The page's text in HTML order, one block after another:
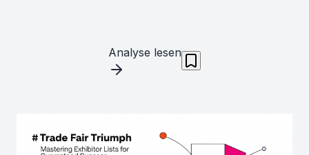
Analyse lesen